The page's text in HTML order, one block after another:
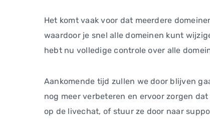
Het komt vaak voor dat meerdere
waardoor je snel alle domeinen kunt
hebt nu volledige controle over alle
Aankomende tijd zullen we door blijven
nog meer verbeteren en ervoor zorgen
op de livechat, of stuur ze door naar